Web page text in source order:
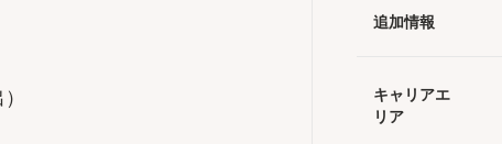
追加情報
キャリアエ
リア